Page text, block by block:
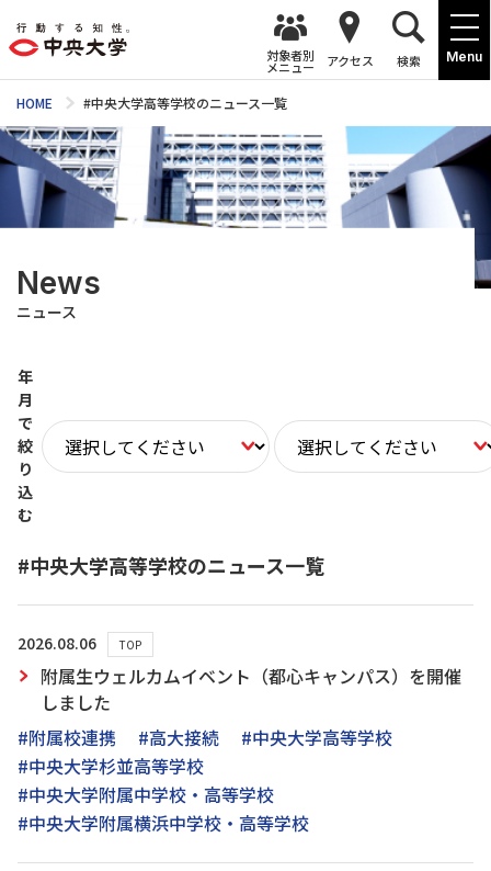
Menu
対象者別
メニュー アクセス 検索
HOME #中央大学高等学校のニュース一覧
News
ニュース
年
月
で
絞
り
込
む
#中央大学高等学校のニュース一覧
2026.08.06 TOP
附属生ウェルカムイベント（都心キャンパス）を開催
しました
#附属校連携
#高大接続
#中央大学高等学校
#中央大学杉並高等学校
#中央大学附属中学校・高等学校
#中央大学附属横浜中学校・高等学校